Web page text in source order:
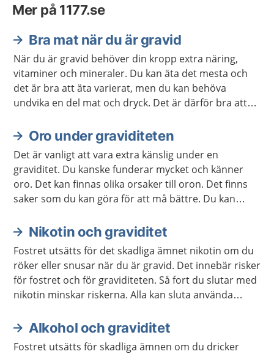
Mer på 1177.se
Bra mat när du är gravid
När du är gravid behöver din kropp extra näring,
vitaminer och mineraler. Du kan äta det mesta och
det är bra att äta varierat, men du kan behöva
undvika en del mat och dryck. Det är därför bra att
Oro under graviditeten
Det är vanligt att vara extra känslig under en
graviditet. Du kanske funderar mycket och känner
oro. Det kan finnas olika orsaker till oron. Det finns
saker som du kan göra för att må bättre. Du kan
en barnmorska.
Nikotin och graviditet
Fostret utsätts för det skadliga ämnet nikotin om du
röker eller snusar när du är gravid. Det innebär risker
för fostret och för graviditeten. Så fort du slutar med
nikotin minskar riskerna. Alla kan sluta använda
nikotinplåster, nikotintuggummi och e-cigaretter.
Alkohol och graviditet
Fostret utsätts för skadliga ämnen om du dricker